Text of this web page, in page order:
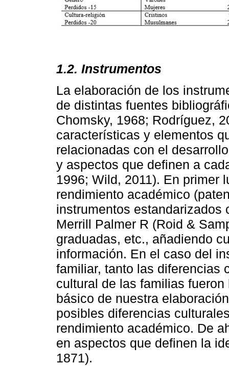
1.2. Instrumentos
La elaboración de los
de distintas fuentes
Chomsky, 1968; Rodríguez,
características y elementos
relacionadas con el
y aspectos que definen a
1996; Wild, 2011). En primer
rendimiento académico
instrumentos estandarizados
Merrill Palmer R (Roid &
graduadas, etc., añadiendo
información. En el caso del
familiar, tanto las diferencias
cultural de las familias
básico de nuestra
posibles diferencias
rendimiento académico. De
en aspectos que definen la
1871).